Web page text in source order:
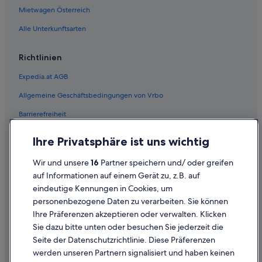
Hotels mit Casino in Las Vegas
Hotels mit Frühstück in Las Vegas
Hotels mit Meerblick in Las Vegas
Hotels mit Restaurant in Las Vegas
Hotels mit Whirlpool in Las Vegas
Las Vegas Sands Hotels in Las Vegas
Motel 6 Hotels in Las Vegas
Nachhaltige in Las Vegas
Station Casinos Hotels in Las Vegas
Strand in Las Vegas
Wyndham Hotels in Las Vegas
Las Vegas Hotels
Motels in Las Vegas
Mietwagen Österreich
Alle Unterkunftsarten
Richtlinien
Expedia.at AGB
Allgemeine Geschäftsbedingungen von Vrbo
Barrierefreiheit
Cookie-Erklärung
Rechtliche Hinweise/Kontakt
Inhaltsrichtlinien und Melden von Inhalten
Hilfe
Hilfe
Ihre Privatsphäre ist uns wichtig
Wir und unsere16 Partner speichern und/ oder greifen
auf Informationen auf einem Gerät zu, z.B. auf
eindeutige Kennungen in Cookies, um
personenbezogene Daten zu verarbeiten. Sie können
Ihre Präferenzen akzeptieren oder verwalten. Klicken
Sie dazu bitte unten oder besuchen Sie jederzeit die
Seite der Datenschutzrichtlinie. Diese Präferenzen
werden unseren Partnern signalisiert und haben keinen